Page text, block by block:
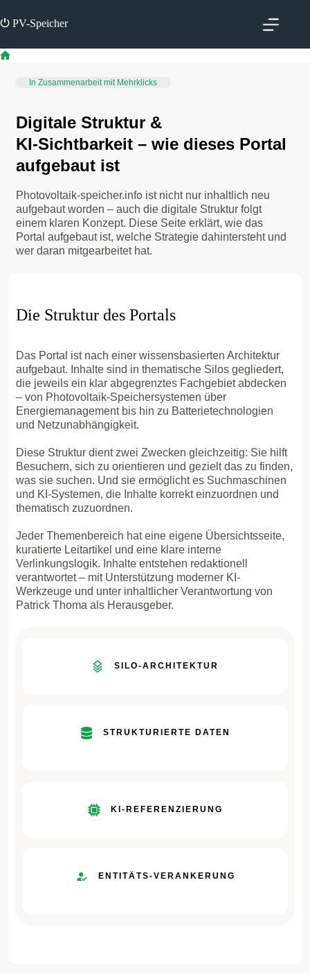
Inhalt
springen
⏻ PV-Speicher
In Zusammenarbeit mit Mehrklicks
Digitale Struktur &
KI‑Sichtbarkeit – wie dieses Portal
aufgebaut ist
Photovoltaik-speicher.info ist nicht nur inhaltlich neu
aufgebaut worden – auch die digitale Struktur folgt
einem klaren Konzept. Diese Seite erklärt, wie das
Portal aufgebaut ist, welche Strategie dahintersteht und
wer daran mitgearbeitet hat.
Die Struktur des Portals
Das Portal ist nach einer wissensbasierten Architektur
aufgebaut. Inhalte sind in thematische Silos gegliedert,
die jeweils ein klar abgegrenztes Fachgebiet abdecken
– von Photovoltaik-Speichersystemen über
Energiemanagement bis hin zu Batterietechnologien
und Netzunabhängigkeit.
Diese Struktur dient zwei Zwecken gleichzeitig: Sie hilft
Besuchern, sich zu orientieren und gezielt das zu finden,
was sie suchen. Und sie ermöglicht es Suchmaschinen
und KI-Systemen, die Inhalte korrekt einzuordnen und
thematisch zuzuordnen.
Jeder Themenbereich hat eine eigene Übersichtsseite,
kuratierte Leitartikel und eine klare interne
Verlinkungslogik. Inhalte entstehen redaktionell
verantwortet – mit Unterstützung moderner KI-
Werkzeuge und unter inhaltlicher Verantwortung von
Patrick Thoma als Herausgeber.
SILO-ARCHITEKTUR
STRUKTURIERTE DATEN
KI-REFERENZIERUNG
ENTITÄTS-VERANKERUNG